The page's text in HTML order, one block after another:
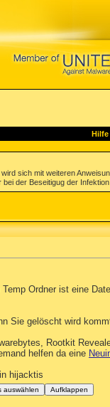
Hilfe
sich mit weiteren
der Beseitigug der Infektion
Temp Ordner ist eine
Sie gelöscht wird
Rootkit
helfen da eine
hijacktis
auswählen Aufklappen